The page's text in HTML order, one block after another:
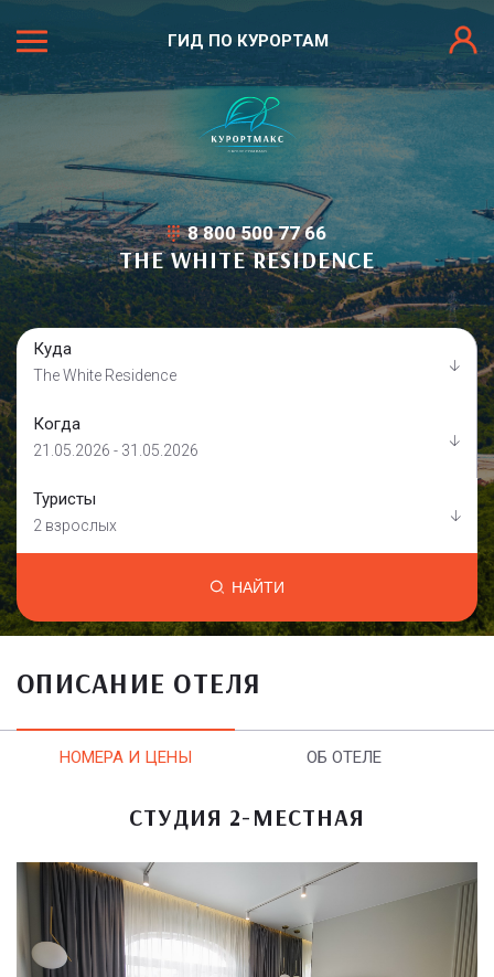
ГИД ПО КУРОРТАМ
8 800 500 77 66
THE WHITE RESIDENCE
Куда
The White Residence
Когда
21.05.2026 - 31.05.2026
Туристы
2 взрослых
НАЙТИ
ОПИСАНИЕ ОТЕЛЯ
НОМЕРА И ЦЕНЫ ОБ ОТЕЛЕ
СТУДИЯ 2-МЕСТНАЯ